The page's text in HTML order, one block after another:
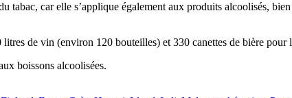
car elle s’applique également aux produits alcoolisés,
de vin (environ 120 bouteilles) et 330 canettes de bière pour
boissons alcoolisées.